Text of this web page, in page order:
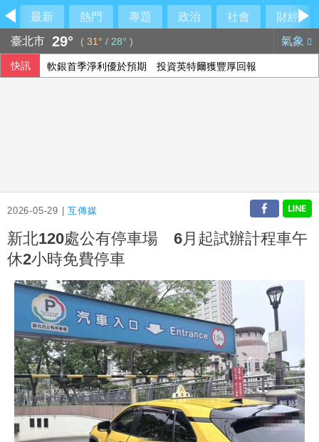
最新 熱門 專題 政治 社會
財經
臺北市 29° ( 31° / 28° ) 氣象
快訊 軟銀首季淨利優於預期 投資英特爾獲豐厚回報
2026-05-29 |互傳媒
新北120處公有停車場 6月起試辦計程車午
休2小時免費停車